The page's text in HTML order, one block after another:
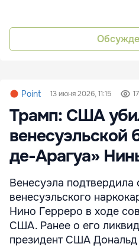
Point 13 июня 2026, 11:15
Трамп: США
венесуэльской
де-Арагуа»
Венесуэла подтвердила
венесуэльского
Нино Герреро в ходе
США. Ранее о его
президент США